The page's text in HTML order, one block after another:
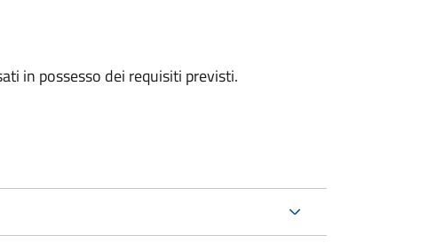
in possesso dei requisiti previsti.